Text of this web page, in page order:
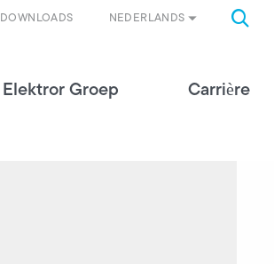
NEDERLANDS
DOWNLOADS
Elektror Groep Carrière